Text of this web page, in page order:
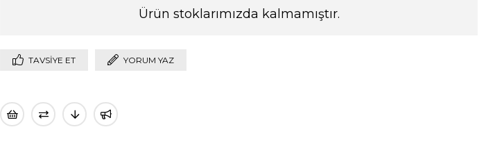
Ürün stoklarımızda kalmamıştır.
TAVSIYE ET YORUM YAZ